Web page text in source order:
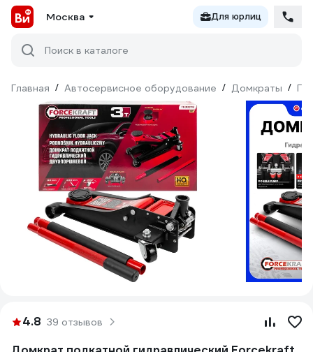
Москва Для юрлиц
Поиск в каталоге
Главная / Автосервисное оборудование / Домкраты /
4.8 39 отзывов